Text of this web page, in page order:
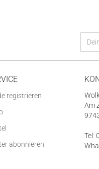
registrieren
abonnieren
Am
Tel: